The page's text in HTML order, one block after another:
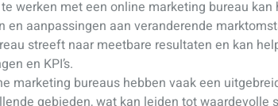
werken met een online marketing bureau
en aanpassingen aan veranderende
streeft naar meetbare resultaten en kan
en KPI’s.
marketing bureaus hebben vaak een
gebieden, wat kan leiden tot waardevolle